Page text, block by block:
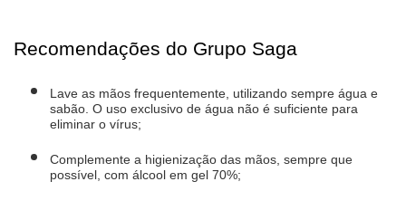
Recomendações do Grupo Saga
Lave as mãos frequentemente, utilizando sempre água e
sabão. O uso exclusivo de água não é suficiente para
eliminar o vírus;
Complemente a higienização das mãos, sempre que
possível, com álcool em gel 70%;